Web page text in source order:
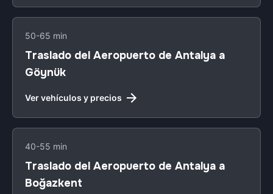
50-65 min
Traslado del Aeropuerto de Antalya a
Göynük
Ver vehículos y precios
40-55 min
Traslado del Aeropuerto de Antalya a
Boğazkent